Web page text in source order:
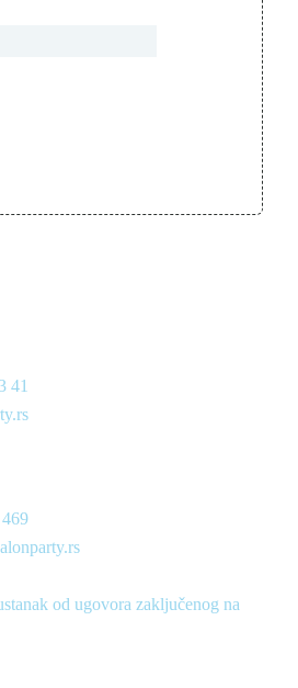
41
od ugovora zaključenog na